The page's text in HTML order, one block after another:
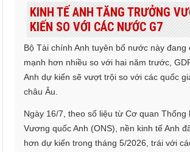
KINH TẾ ANH TĂNG TRƯỞNG
KIẾN SO VỚI CÁC NƯỚC G7
Bộ Tài chính Anh tuyên bố nước này đang
mạnh hơn nhiều so với hai năm trước,
Anh dự kiến sẽ vượt trội so với các quốc
châu Âu.
Ngày 16/7, theo số liệu từ Cơ quan Thống
Vương quốc Anh (ONS), nền kinh tế Anh
hơn dự kiến trong tháng 5/2026, trái với